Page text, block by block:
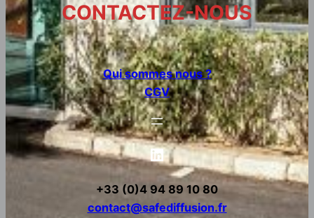
CONTACTEZ-NOUS
Qui sommes nous ?
CGV
LinkedIn
+33 (0)4 94 89 10 80
contact@safediffusion.fr